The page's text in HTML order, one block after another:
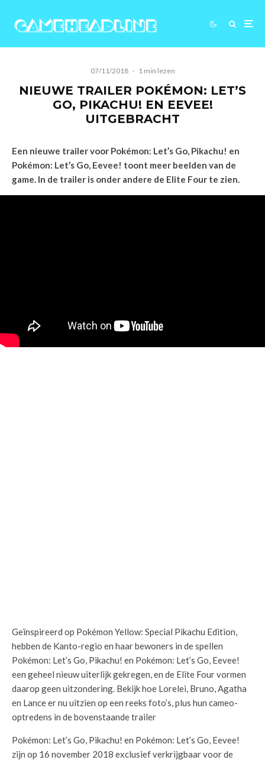
07/11/2018 · 1 min lezen
NIEUWE TRAILER POKÉMON: LET’S
GO, PIKACHU! EN EEVEE!
UITGEBRACHT
Een nieuwe trailer voor Pokémon: Let’s Go, Pikachu! en
Pokémon: Let’s Go, Eevee! toont meer beelden van de
game. In de trailer is onder andere de Elite Four te zien.
Geïnspireerd op Pokémon Yellow: Special Pikachu Edition,
hebben de Kanto-regio en haar bewoners in de spellen
Pokémon: Let’s Go, Pikachu! en Pokémon: Let’s Go, Eevee!
een geheel nieuw uiterlijk gekregen, en de Elite Four vormen
daarop geen uitzondering. Bekijk hoe Lorelei, Bruno, Agatha
en Lance er nu uitzien op een reeks foto’s, plus hun cameo-
optredens in de bovenstaande trailer
Pokémon: Let’s Go, Pikachu! en Pokémon: Let’s Go, Eevee!
zijn op 16 november 2018 exclusief verkrijgbaar voor de